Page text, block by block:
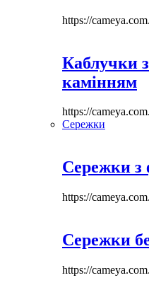
https://
Каблучки
камінням
https://
Сережки
Сережки з
https://
Сережки
https://